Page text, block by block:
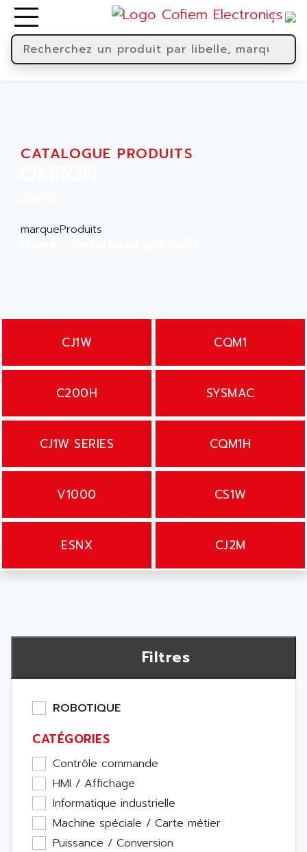
CATALOGUE PRODUITS
marqueProduits
CJ1W CQM1
C200H SYSMAC
CJ1W SERIES CQM1H
V1000 CS1W
ESNX CJ2M
Filtres
ROBOTIQUE
CATÉGORIES
Contrôle commande
HMI / Affichage
Informatique industrielle
Machine spéciale / Carte métier
Puissance / Conversion